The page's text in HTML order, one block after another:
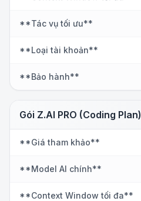
**Tác vụ tối ưu**
**Loại tài khoản**
**Bảo hành**
Gói Z.AI PRO (Coding Plan)
**Giá tham khảo**
**Model AI chính**
**Context Window tối đa**